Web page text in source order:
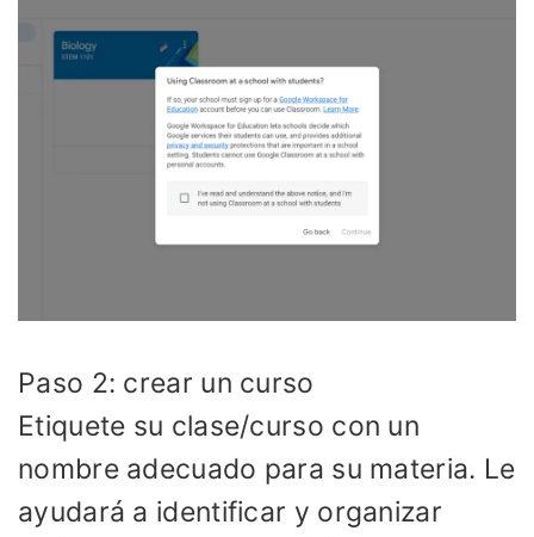
Paso 2: crear un curso
Etiquete su clase/curso con un
nombre adecuado para su materia. Le
ayudará a identificar y organizar